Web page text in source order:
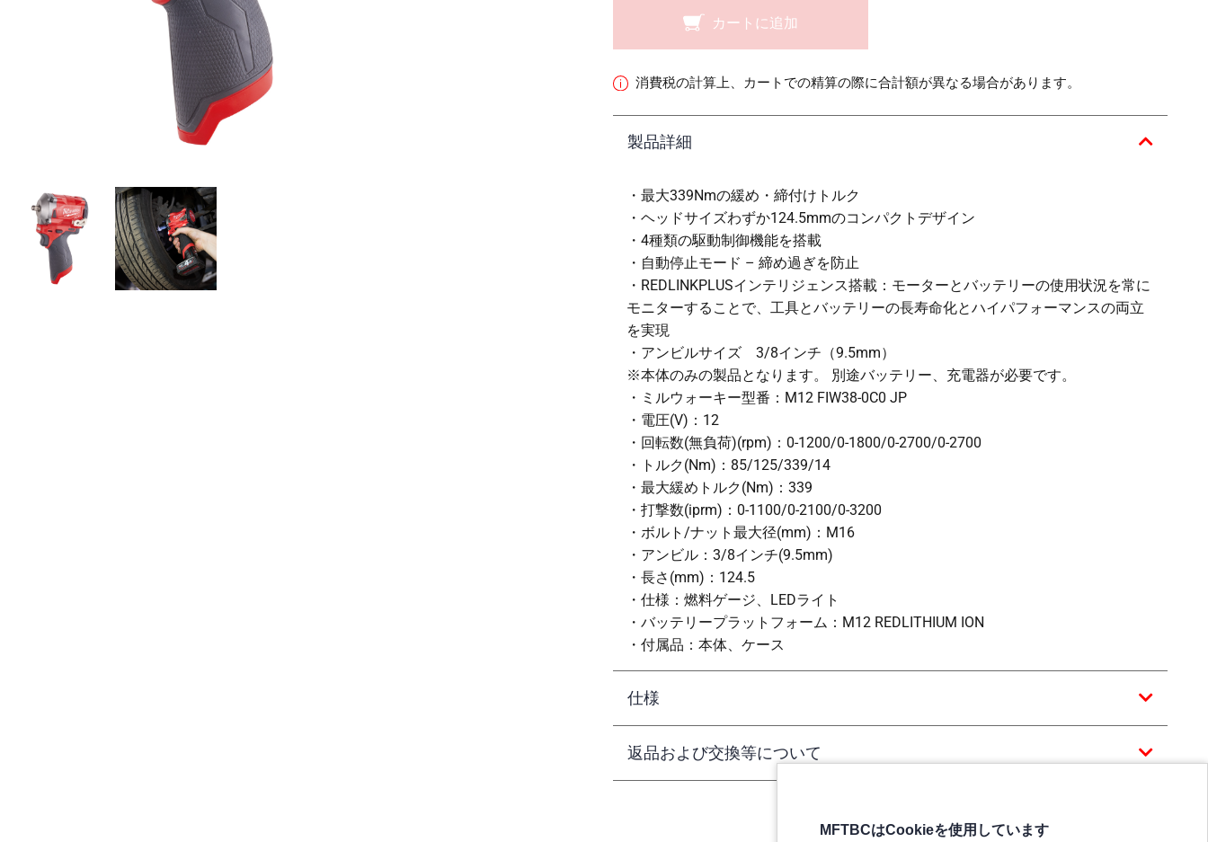
カートに追加
消費税の計算上、カートでの精算の際に合計額が異なる場合があります。
製品詳細
・最大339Nmの緩め・締付けトルク
・ヘッドサイズわずか124.5mmのコンパクトデザイン
・4種類の駆動制御機能を搭載
・自動停止モード – 締め過ぎを防止
・REDLINKPLUSインテリジェンス搭載：モーターとバッテリーの使用状況を常に
モニターすることで、工具とバッテリーの長寿命化とハイパフォーマンスの両立
を実現
・アンビルサイズ 3/8インチ（9.5mm）
※本体のみの製品となります。 別途バッテリー、充電器が必要です。
・ミルウォーキー型番：M12 FIW38-0C0 JP
・電圧(V)：12
・回転数(無負荷)(rpm)：0-1200/0-1800/0-2700/0-2700
・トルク(Nm)：85/125/339/14
・最大緩めトルク(Nm)：339
・打撃数(iprm)：0-1100/0-2100/0-3200
・ボルト/ナット最大径(mm)：M16
・アンビル：3/8インチ(9.5mm)
・長さ(mm)：124.5
・仕様：燃料ゲージ、LEDライト
・バッテリープラットフォーム：M12 REDLITHIUM ION
・付属品：本体、ケース
仕様
返品および交換等について
MFTBCはCookieを使用しています